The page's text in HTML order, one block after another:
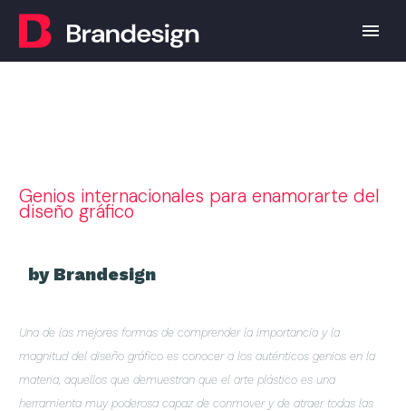
Genios internacionales para enamorarte del
diseño gráfico
by Brandesign
Una de las mejores formas de comprender la importancia y la
magnitud del diseño gráfico es conocer a los auténticos genios en la
materia, aquellos que demuestran que el arte plástico es una
herramienta muy poderosa capaz de conmover y de atraer todas las